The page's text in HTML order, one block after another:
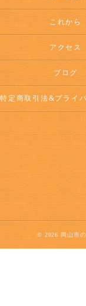
これから
アクセス
ブログ
© 2026 岡山市